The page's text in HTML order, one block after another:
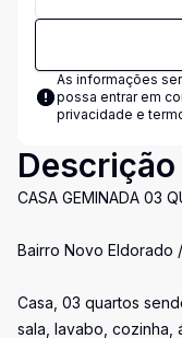
As informações
possa entrar em
privacidade e
Descrição
CASA GEMINADA 03
Bairro Novo Eldorado
Casa, 03 quartos
sala, lavabo, cozinha,